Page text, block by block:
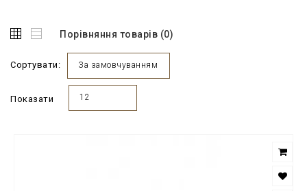
Порівняння товарів (0)
Сортувати: За замовчуванням
Показати 12